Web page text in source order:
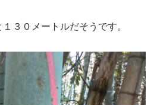
３０メートルだそうです。